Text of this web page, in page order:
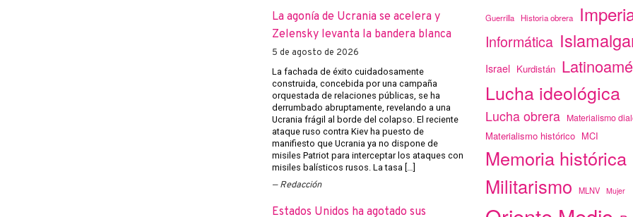
La agonía de Ucrania se acelera y
Zelensky levanta la bandera blanca
5 de agosto de 2026
La fachada de éxito cuidadosamente
construida, concebida por una campaña
orquestada de relaciones públicas, se ha
derrumbado abruptamente, revelando a una
Ucrania frágil al borde del colapso. El reciente
ataque ruso contra Kiev ha puesto de
manifiesto que Ucrania ya no dispone de
misiles Patriot para interceptar los ataques con
misiles balísticos rusos. La tasa […]
Redacción
Estados Unidos ha agotado sus
Guerrilla Historia obrera
Informática
Israel Kurdistán
Lucha ideológica
Lucha obrera Materialismo
Materialismo histórico MCI
Memoria histórica
Militarismo
MLNV Mujer